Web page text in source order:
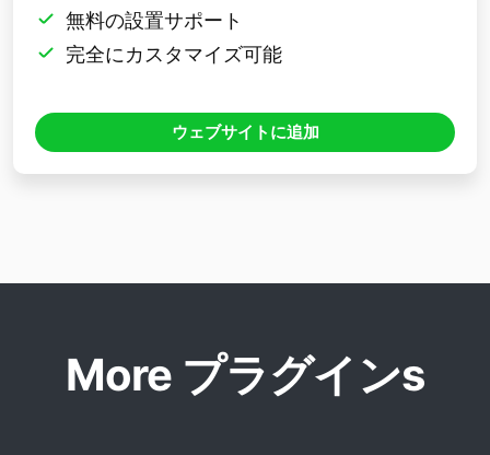
無料の設置サポート
完全にカスタマイズ可能
ウェブサイトに追加
More プラグインs